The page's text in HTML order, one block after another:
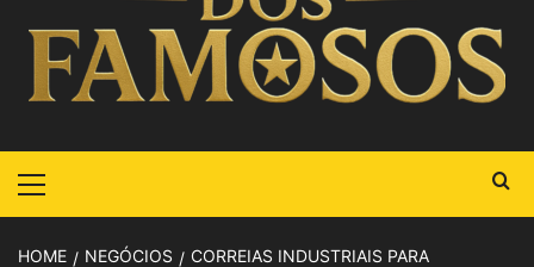
HOME NEGÓCIOS
CORREIAS INDUSTRIAIS PARA